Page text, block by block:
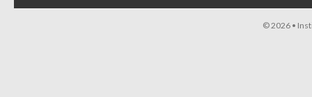
© 2026 •